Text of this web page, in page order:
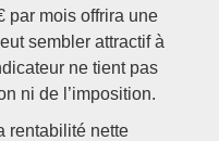
par mois offrira une
sembler attractif à
ne tient pas
ni de l’imposition.
rentabilité nette